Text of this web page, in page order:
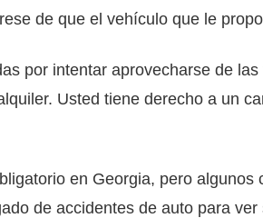
de que el vehículo que le
por intentar aprovecharse de
Usted tiene derecho a un
en Georgia, pero
de accidentes de auto para